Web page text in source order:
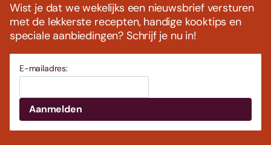
Wist je dat we wekelijks een nieuwsbrief versturen
met de lekkerste recepten, handige kooktips en
speciale aanbiedingen? Schrijf je nu in!
E-mailadres: